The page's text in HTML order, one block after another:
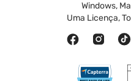
Windows,
Uma Licença,